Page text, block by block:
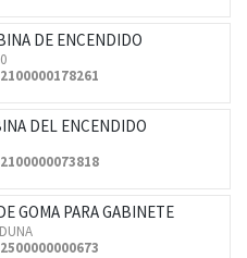
DE ENCENDIDO
2100000178261
DEL ENCENDIDO
2100000073818
GOMA PARA GABINETE
2500000000673